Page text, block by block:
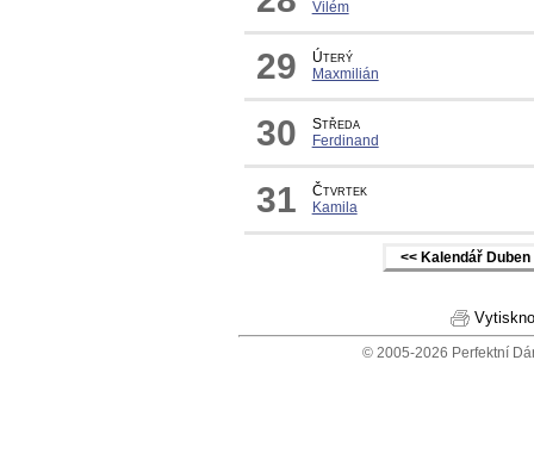
Vilém
29
Úterý
Maxmilián
30
Středa
Ferdinand
31
Čtvrtek
Kamila
<< Kalendář Duben
© 2005-2026 Perfektní